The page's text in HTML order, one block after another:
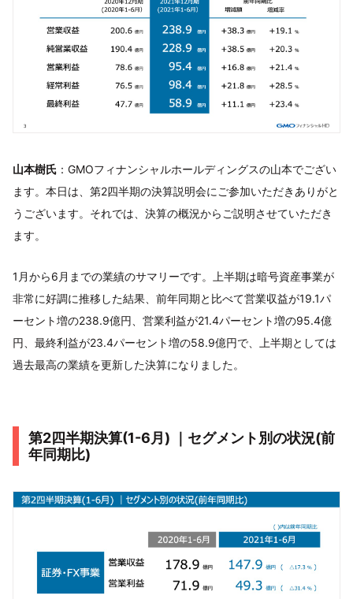
山本樹氏 ：GMOフィナンシャルホールディングスの山本でござい
ます。本日は、第2四半期の決算説明会にご参加いただきありがと
うございます。それでは、決算の概況からご説明させていただき
ます。
1月から6月までの業績のサマリーです。上半期は暗号資産事業が
非常に好調に推移した結果、前年同期と比べて営業収益が19.1パ
ーセント増の238.9億円、営業利益が21.4パーセント増の95.4億
円、最終利益が23.4パーセント増の58.9億円で、上半期としては
過去最高の業績を更新した決算になりました。
第2四半期決算(1-6月) ｜セグメント別の状況(前
年同期比)